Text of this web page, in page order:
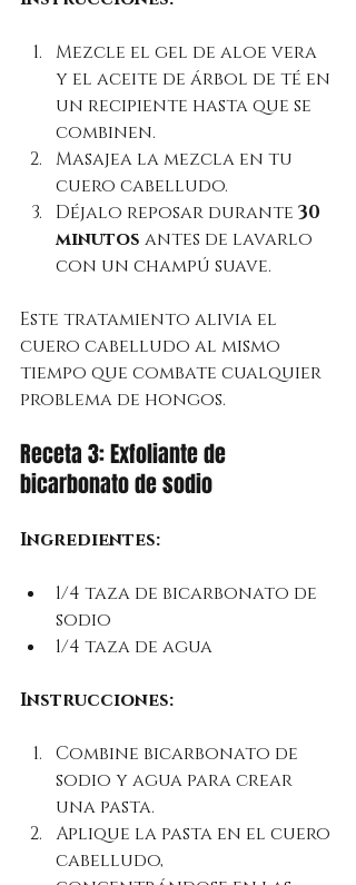
Mezcle el gel de aloe vera
y el aceite de árbol de té en
un recipiente hasta que se
combinen.
Masajea la mezcla en tu
cuero cabelludo.
Déjalo reposar durante 30
minutos antes de lavarlo
con un champú suave.
Este tratamiento alivia el
cuero cabelludo al mismo
tiempo que combate cualquier
problema de hongos.
Receta 3: Exfoliante de
bicarbonato de sodio
Ingredientes:
1/4 taza de bicarbonato de
sodio
1/4 taza de agua
Instrucciones:
Combine bicarbonato de
sodio y agua para crear
una pasta.
Aplique la pasta en el cuero
cabelludo,